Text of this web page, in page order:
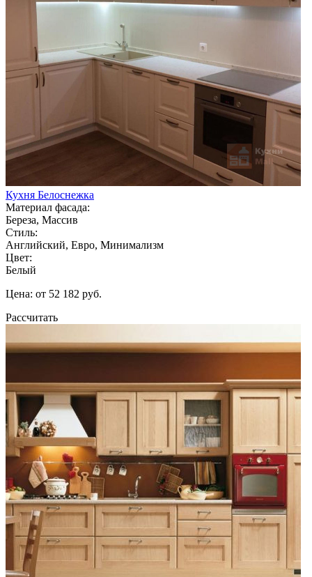
Кухня Белоснежка
Материал фасада:
Береза, Массив
Стиль:
Английский, Евро, Минимализм
Цвет:
Белый
Цена: от 52 182 руб.
Рассчитать